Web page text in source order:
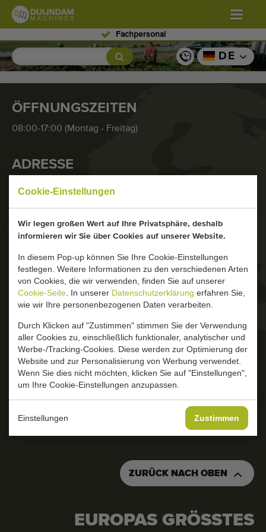
Cookie-Einstellungen
Wir legen großen Wert auf Ihre Privatsphäre, deshalb
informieren wir Sie über Cookies auf unserer Website.
In diesem Pop-up können Sie Ihre Cookie-Einstellungen
festlegen. Weitere Informationen zu den verschiedenen Arten
von Cookies, die wir verwenden, finden Sie auf unserer
Cookie-Seite . In unserer Datenschutzerklärung erfahren Sie,
wie wir Ihre personenbezogenen Daten verarbeiten.
Durch Klicken auf "Zustimmen" stimmen Sie der Verwendung
aller Cookies zu, einschließlich funktionaler, analytischer und
Werbe-/Tracking-Cookies. Diese werden zur Optimierung der
Website und zur Personalisierung von Werbung verwendet.
Wenn Sie dies nicht möchten, klicken Sie auf "Einstellungen",
um Ihre Cookie-Einstellungen anzupassen.
Einstellungen Zustimmen
Fachpersonal
Blumen und Pflanzen (576)
Freiland Gemüse (567)
Gewächshausgemüse (347)
Förderbänder
Verkauf Ihr Maschine!
Suche nach Typ
Zuletzt hinzugefügt Maschinen
Maschinen Nachrichten
Importieren einer Maschine
Automaten
Marken
Uber uns
DE
ÖFFNUNGSZEITEN
08:00-17:00 (Montag - Freitag)
ADRESSE
Niederlande
HABEN SIE NOCH FRAGEN?
Wir helfen Ihnen gerne!
Bitte anrufen oder eine E-Mail schicken.
info@duijndam-machines.com
ZURÜCK NACH OBEN
EUROPAS GRÖSSTES S